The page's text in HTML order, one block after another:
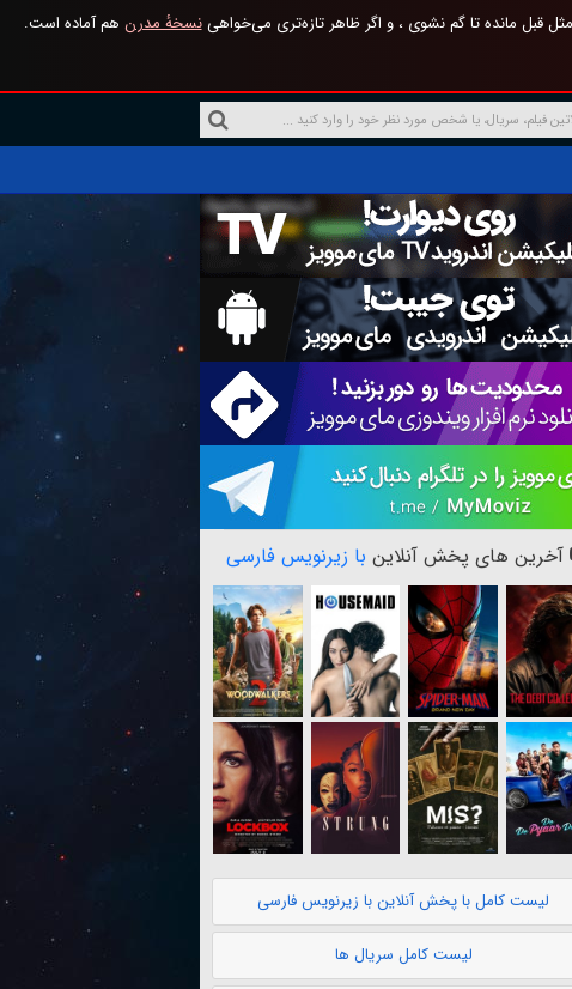
قبل مانده تا گم نشوی ، و اگر ظاهر تازه‌تری می‌خواهینسخهٔ مدرن هم آماده است.
آخرین های پخش آنلاین با زیرنویس فارسی
لیست کامل با پخش آنلاین با زیرنویس فارسی
لیست کامل سریال ها